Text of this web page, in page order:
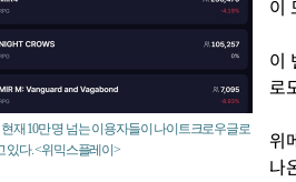
재 10만 명 넘는 이용자들이 나이트크로우글로
있다. <위믹스플레이>
이
이
로
위
나